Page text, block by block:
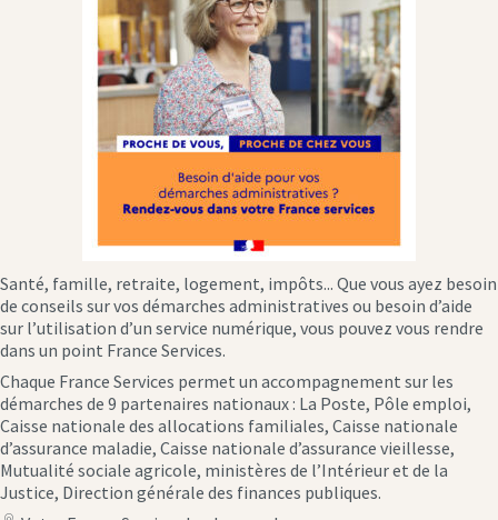
Santé, famille, retraite, logement, impôts... Que vous ayez besoin
de conseils sur vos démarches administratives ou besoin d’aide
sur l’utilisation d’un service numérique, vous pouvez vous rendre
dans un point France Services.
Chaque France Services permet un accompagnement sur les
démarches de 9 partenaires nationaux : La Poste, Pôle emploi,
Caisse nationale des allocations familiales, Caisse nationale
d’assurance maladie, Caisse nationale d’assurance vieillesse,
Mutualité sociale agricole, ministères de l’Intérieur et de la
Justice, Direction générale des finances publiques.